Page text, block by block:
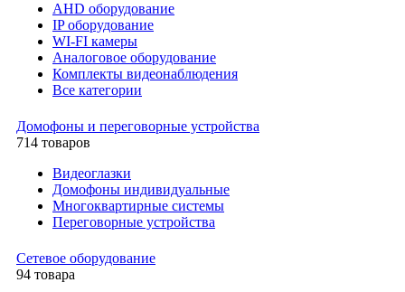
AHD оборудование
IP оборудование
WI-FI камеры
Аналоговое оборудование
Комплекты видеонаблюдения
Все категории
Домофоны и переговорные устройства
714 товаров
Видеоглазки
Домофоны индивидуальные
Многоквартирные системы
Переговорные устройства
Сетевое оборудование
94 товара